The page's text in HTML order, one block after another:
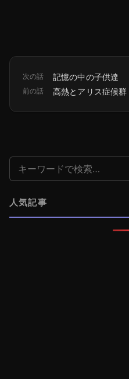
次の話 記憶の中の子供達
前の話 高熱とアリス症候群
検索:
人気記事